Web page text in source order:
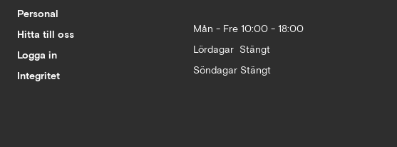
Personal
Hitta till oss
Logga in
Integritet
Mån - Fre 10:00 - 18:00
Lördagar Stängt
Söndagar Stängt